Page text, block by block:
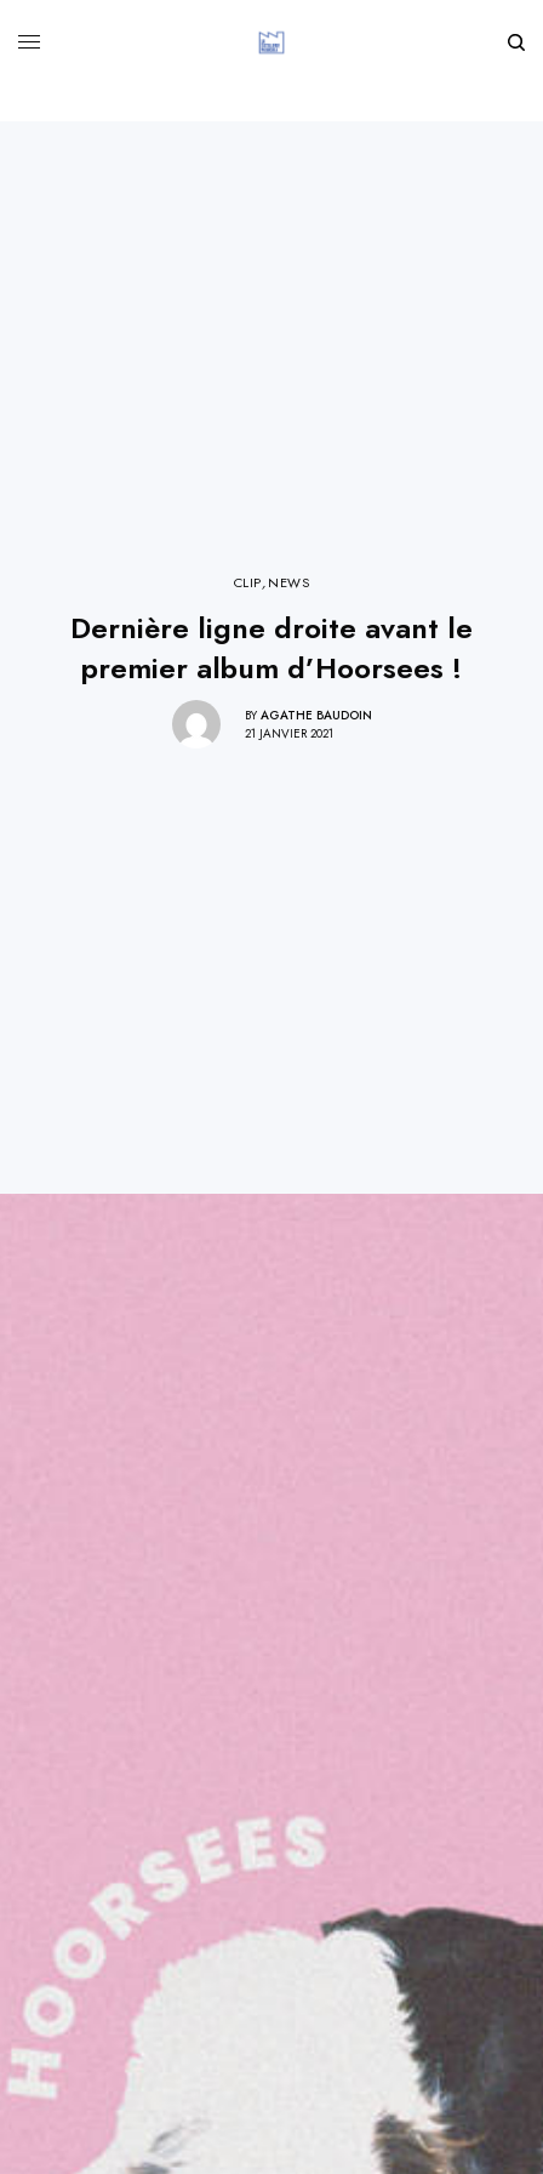
CLIP,NEWS
Dernière ligne droite avant le
premier album d’Hoorsees !
BY AGATHE BAUDOIN
21 JANVIER 2021